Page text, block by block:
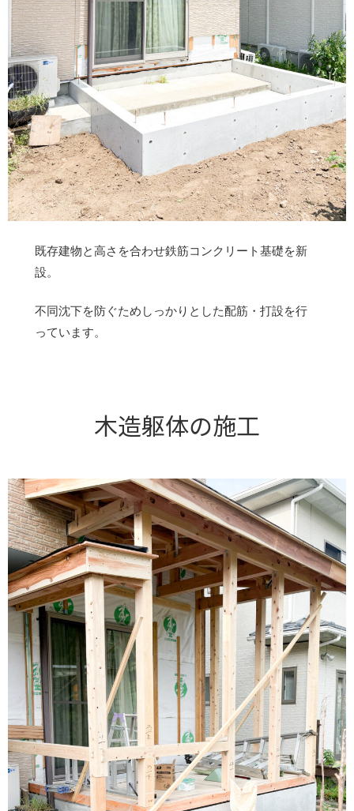
既存建物と高さを合わせ鉄筋コンクリート基礎を新
設。
不同沈下を防ぐためしっかりとした配筋・打設を行
っています。
木造躯体の施工